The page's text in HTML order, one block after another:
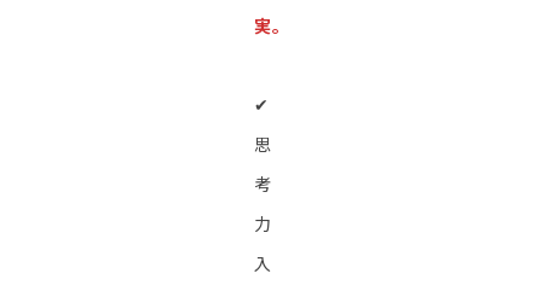
実。
✔︎
思
考
力
入